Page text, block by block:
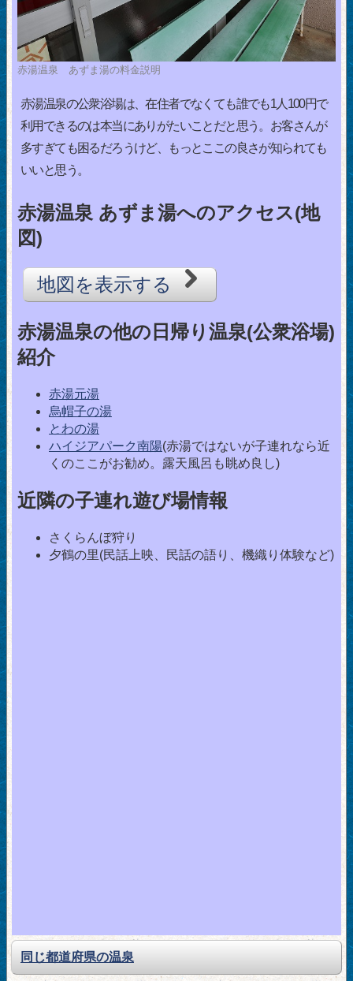
赤湯温泉 あずま湯の料金説明
赤湯温泉の公衆浴場は、在住者でなくても誰でも1人100円で
利用できるのは本当にありがたいことだと思う。お客さんが
多すぎても困るだろうけど、もっとここの良さが知られても
いいと思う。
赤湯温泉 あずま湯へのアクセス(地
図)
地図を表示する
赤湯温泉の他の日帰り温泉(公衆浴場)
紹介
赤湯元湯
烏帽子の湯
とわの湯
ハイジアパーク南陽(赤湯ではないが子連れなら近
くのここがお勧め。露天風呂も眺め良し)
近隣の子連れ遊び場情報
さくらんぼ狩り
夕鶴の里(民話上映、民話の語り、機織り体験など)
同じ都道府県の温泉